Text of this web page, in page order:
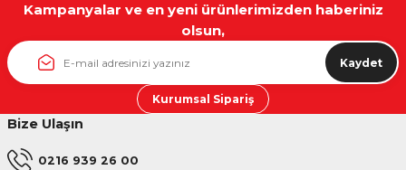
Kampanyalar ve en yeni ürünlerimizden haberiniz
olsun,
Kaydet
Kurumsal Sipariş
Bize Ulaşın
0216 939 26 00